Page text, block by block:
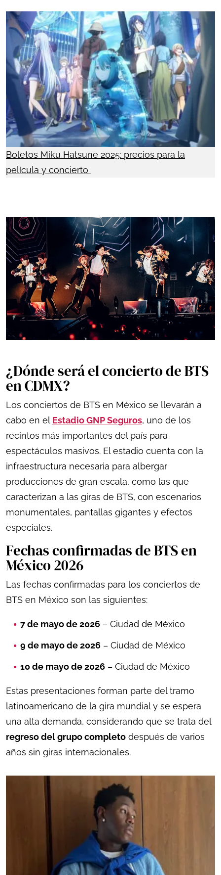
Boletos Miku Hatsune 2025: precios para la
película y concierto
¿Dónde será el concierto de BTS
en CDMX?
Los conciertos de BTS en México se llevarán a
cabo en el Estadio GNP Seguros, uno de los
recintos más importantes del país para
espectáculos masivos. El estadio cuenta con la
infraestructura necesaria para albergar
producciones de gran escala, como las que
caracterizan a las giras de BTS, con escenarios
monumentales, pantallas gigantes y efectos
especiales.
Fechas confirmadas de BTS en
México 2026
Las fechas confirmadas para los conciertos de
BTS en México son las siguientes:
7 de mayo de 2026 – Ciudad de México
9 de mayo de 2026 – Ciudad de México
10 de mayo de 2026 – Ciudad de México
Estas presentaciones forman parte del tramo
latinoamericano de la gira mundial y se espera
una alta demanda, considerando que se trata del
regreso del grupo completo después de varios
años sin giras internacionales.